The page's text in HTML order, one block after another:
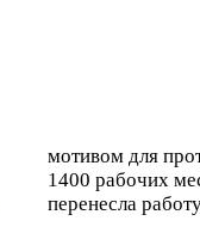
мотивом для
1400 рабочих
перенесла